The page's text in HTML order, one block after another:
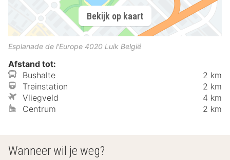
Bekijk op kaart
Esplanade de l'Europe 4020 Luik België
Afstand tot:
Bushalte
2 km
Treinstation
2 km
Vliegveld
4 km
Centrum
2 km
Wanneer wil je weg?